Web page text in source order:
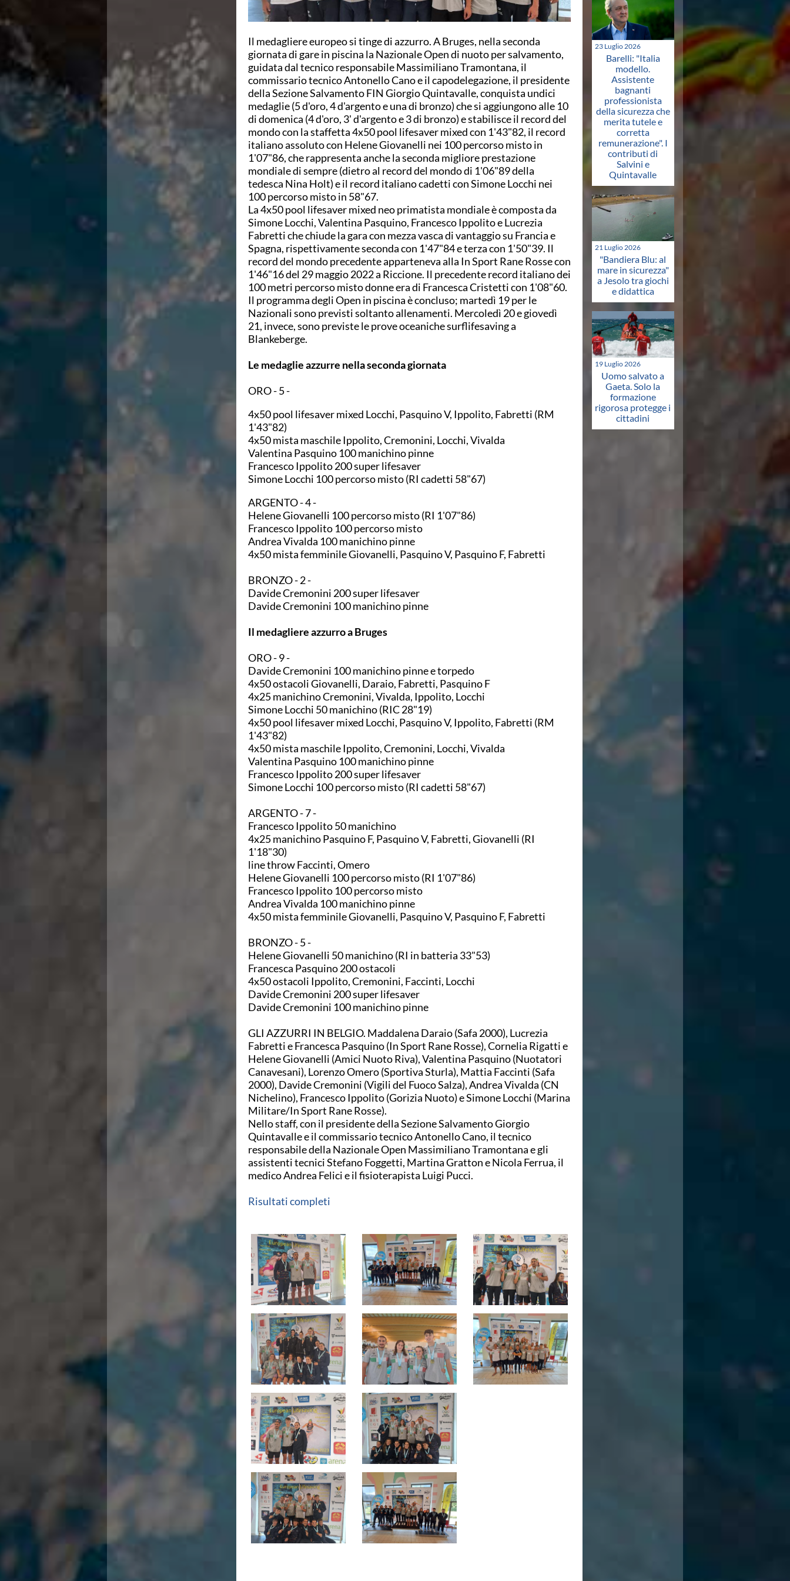
Campionato A2 Femminile
Campionato B Maschile
Storico Campionati 2003-2017
Finali Giovanili
Trofei delle Regioni
CoMeN Cup
News
Flash News
Waterpolo Channel
Eventi
Norme e documenti
Risultati e Classifiche
Fondo
Norme e documenti
Risultati e Classifiche
Primati
Flash News
Eventi
Risultati e Classifiche
Campionati Italiani
Flash News
C. F. Trieste "Bruno Bianchi"
C. F. Verona "Alberto Castagnetti"
Area Legislativa
Privacy
Il medagliere europeo si tinge di azzurro. A Bruges, nella seconda
giornata di gare in piscina la Nazionale Open di nuoto per salvamento,
guidata dal tecnico responsabile Massimiliano Tramontana, il
commissario tecnico Antonello Cano e il capodelegazione, il presidente
della Sezione Salvamento FIN Giorgio Quintavalle, conquista undici
medaglie (5 d'oro, 4 d'argento e una di bronzo) che si aggiungono alle 10
di domenica (4 d'oro, 3' d'argento e 3 di bronzo) e stabilisce il record del
mondo con la staffetta 4x50 pool lifesaver mixed con 1'43"82, il record
italiano assoluto con Helene Giovanelli nei 100 percorso misto in
1'07"86, che rappresenta anche la seconda migliore prestazione
mondiale di sempre (dietro al record del mondo di 1'06"89 della
tedesca Nina Holt) e il record italiano cadetti con Simone Locchi nei
100 percorso misto in 58"67.
La 4x50 pool lifesaver mixed neo primatista mondiale è composta da
Simone Locchi, Valentina Pasquino, Francesco Ippolito e Lucrezia
Fabretti che chiude la gara con mezza vasca di vantaggio su Francia e
Spagna, rispettivamente seconda con 1'47"84 e terza con 1'50"39. Il
record del mondo precedente apparteneva alla In Sport Rane Rosse con
1'46"16 del 29 maggio 2022 a Riccione. Il precedente record italiano dei
100 metri percorso misto donne era di Francesca Cristetti con 1'08"60.
Il programma degli Open in piscina è concluso; martedì 19 per le
Nazionali sono previsti soltanto allenamenti. Mercoledì 20 e giovedì
21, invece, sono previste le prove oceaniche surflifesaving a
Blankeberge.
Le medaglie azzurre nella seconda giornata
ORO - 5 -
4x50 pool lifesaver mixed Locchi, Pasquino V, Ippolito, Fabretti (RM
1'43"82)
4x50 mista maschile Ippolito, Cremonini, Locchi, Vivalda
Valentina Pasquino 100 manichino pinne
Francesco Ippolito 200 super lifesaver
Simone Locchi 100 percorso misto (RI cadetti 58"67)
ARGENTO - 4 -
Helene Giovanelli 100 percorso misto (RI 1'07"86)
Francesco Ippolito 100 percorso misto
Andrea Vivalda 100 manichino pinne
4x50 mista femminile Giovanelli, Pasquino V, Pasquino F, Fabretti
BRONZO - 2 -
Davide Cremonini 200 super lifesaver
Davide Cremonini 100 manichino pinne
Il medagliere azzurro a Bruges
ORO - 9 -
Davide Cremonini 100 manichino pinne e torpedo
4x50 ostacoli Giovanelli, Daraio, Fabretti, Pasquino F
4x25 manichino Cremonini, Vivalda, Ippolito, Locchi
Simone Locchi 50 manichino (RIC 28"19)
4x50 pool lifesaver mixed Locchi, Pasquino V, Ippolito, Fabretti (RM
1'43"82)
4x50 mista maschile Ippolito, Cremonini, Locchi, Vivalda
Valentina Pasquino 100 manichino pinne
Francesco Ippolito 200 super lifesaver
Simone Locchi 100 percorso misto (RI cadetti 58"67)
ARGENTO - 7 -
Francesco Ippolito 50 manichino
4x25 manichino Pasquino F, Pasquino V, Fabretti, Giovanelli (RI
1'18"30)
line throw Faccinti, Omero
Helene Giovanelli 100 percorso misto (RI 1'07"86)
Francesco Ippolito 100 percorso misto
Andrea Vivalda 100 manichino pinne
4x50 mista femminile Giovanelli, Pasquino V, Pasquino F, Fabretti
BRONZO - 5 -
Helene Giovanelli 50 manichino (RI in batteria 33"53)
Francesca Pasquino 200 ostacoli
4x50 ostacoli Ippolito, Cremonini, Faccinti, Locchi
Davide Cremonini 200 super lifesaver
Davide Cremonini 100 manichino pinne
GLI AZZURRI IN BELGIO. Maddalena Daraio (Safa 2000), Lucrezia
Fabretti e Francesca Pasquino (In Sport Rane Rosse), Cornelia Rigatti e
Helene Giovanelli (Amici Nuoto Riva), Valentina Pasquino (Nuotatori
Canavesani), Lorenzo Omero (Sportiva Sturla), Mattia Faccinti (Safa
2000), Davide Cremonini (Vigili del Fuoco Salza), Andrea Vivalda (CN
Nichelino), Francesco Ippolito (Gorizia Nuoto) e Simone Locchi (Marina
Militare/In Sport Rane Rosse).
Nello staff, con il presidente della Sezione Salvamento Giorgio
Quintavalle e il commissario tecnico Antonello Cano, il tecnico
responsabile della Nazionale Open Massimiliano Tramontana e gli
assistenti tecnici Stefano Foggetti, Martina Gratton e Nicola Ferrua, il
medico Andrea Felici e il fisioterapista Luigi Pucci.
Risultati completi
23 Luglio 2026
Barelli: "Italia
modello.
Assistente
bagnanti
professionista
della sicurezza che
merita tutele e
corretta
remunerazione". I
contributi di
Salvini e
Quintavalle
21 Luglio 2026
"Bandiera Blu: al
mare in sicurezza"
a Jesolo tra giochi
e didattica
19 Luglio 2026
Uomo salvato a
Gaeta. Solo la
formazione
rigorosa protegge i
cittadini